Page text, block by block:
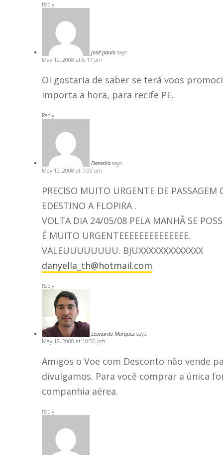
Reply
josé paulo says:
May 12, 2008 at 6:17 pm
Oi gostaria de saber se terá voos
importa a hora, para recife PE.
Reply
Daniella says:
May 12, 2008 at 7:09 pm
PRECISO MUITO URGENTE DE
EDESTINO A FLOPIRA .
VOLTA DIA 24/05/08 PELA MANHÃ SE
É MUITO URGENTEEEEEEEEEEEEEE.
VALEUUUUUUUU. BJUXXXXXXXXXXXXX
danyella_th@hotmail.com
Reply
Leonardo Marques says:
May 12, 2008 at 10:06 pm
Amigos o Voe com Desconto não vende
divulgamos. Para você comprar a única
companhia aérea.
Reply